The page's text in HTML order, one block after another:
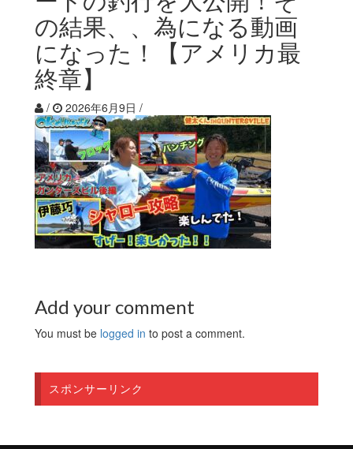
の結果、、為になる動画
になった！【アメリカ最
終章】
/ 2026年6月9日 /
Add your comment
You must be logged in to post a comment.
スポンサーリンク